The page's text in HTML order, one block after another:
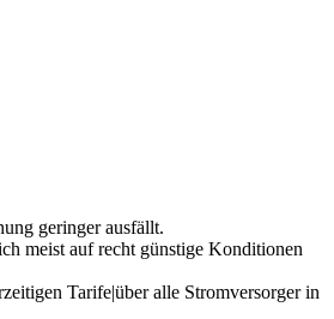
geringer ausfällt.
meist auf recht günstige Konditionen
Tarife|über alle Stromversorger in